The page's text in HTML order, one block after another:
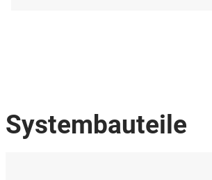
Systembauteile